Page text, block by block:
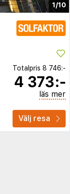
1/10
Totalpris 8 746:-
4 373:-
läs mer
Välj resa